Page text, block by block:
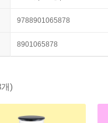
9788901065878
8901065878
)